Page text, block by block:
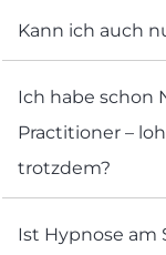
Kann ich auch
Ich habe schon
Practitioner –
trotzdem?
Ist Hypnose am